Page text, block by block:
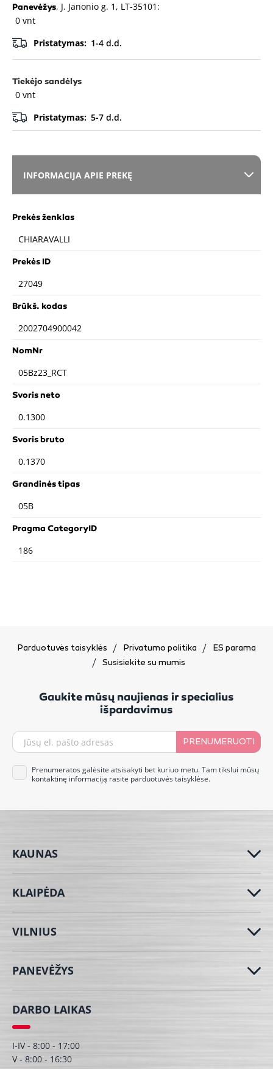
Panevėžys, J. Janonio g. 1, LT-35101:
0 vnt
Pristatymas: 1-4 d.d.
Tiekėjo sandėlys
0 vnt
Pristatymas: 5-7 d.d.
INFORMACIJA APIE PREKĘ
Prekės ženklas
CHIARAVALLI
Prekės ID
27049
Brūkš. kodas
2002704900042
NomNr
05Bz23_RCT
Svoris neto
0.1300
Svoris bruto
0.1370
Grandinės tipas
05B
Pragma CategoryID
186
Parduotuvės taisyklės Privatumo politika
ES parama
Susisiekite su mumis
Gaukite mūsų naujienas ir specialius
išpardavimus
PRENUMERUOTI
Prenumeratos galėsite atsisakyti bet kuriuo metu. Tam tikslui mūsų
kontaktinę informaciją rasite parduotuvės taisyklėse.
KAUNAS
KLAIPĖDA
VILNIUS
PANEVĖŽYS
DARBO LAIKAS
I-IV - 8:00 - 17:00
V - 8:00 - 16:30